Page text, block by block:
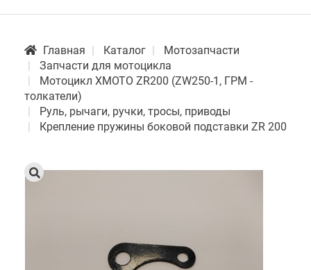
Главная Каталог
Мотозапчасти
Запчасти для мотоцикла
Мотоцикл XMOTO ZR200 (ZW250-1, ГРМ -
толкатели)
Руль, рычаги, ручки, тросы, приводы
Крепление пружины боковой подставки ZR 200